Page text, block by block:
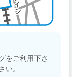
をご利用下さ
い。